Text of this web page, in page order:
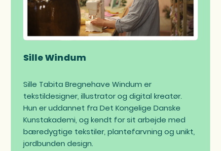
Sille Windum
Sille Tabita Bregnehave Windum er
tekstildesigner, illustrator og digital kreatør.
Hun er uddannet fra Det Kongelige Danske
Kunstakademi, og kendt for sit arbejde med
bæredygtige tekstiler, plantefarvning og unikt,
jordbunden design.